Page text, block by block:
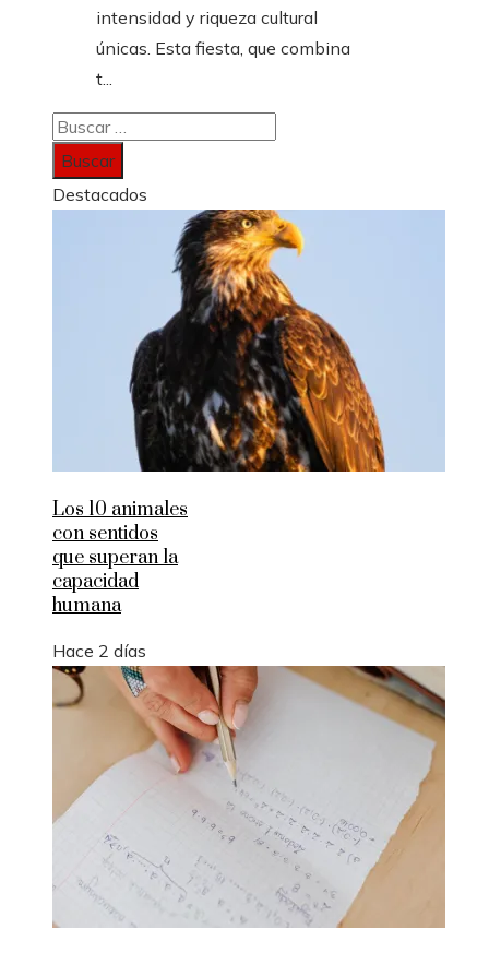
intensidad y riqueza cultural
únicas. Esta fiesta, que combina
t...
Buscar:
Destacados
Los 10 animales
con sentidos
que superan la
capacidad
humana
Hace 2 días